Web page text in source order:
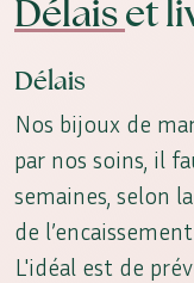
Délaiset
Délais
Nos bijoux de
par nos soins, il
semaines, selon
de
L'idéal est de